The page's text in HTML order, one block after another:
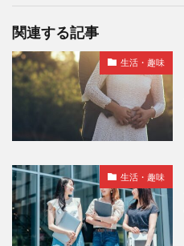
関連する記事
生活・趣味
生活・趣味